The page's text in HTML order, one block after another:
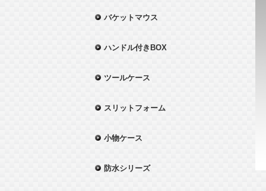
バケットマウス
ハンドル付きBOX
ツールケース
スリットフォーム
小物ケース
防水シリーズ